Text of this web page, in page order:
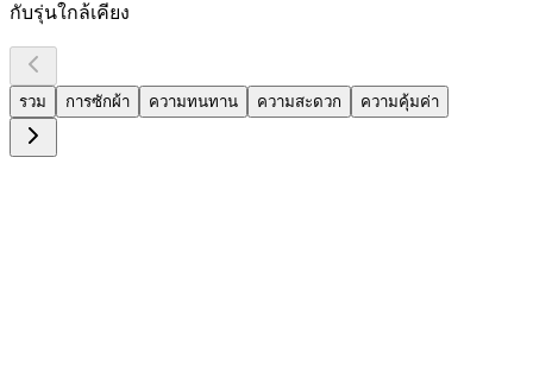
กับรุ่นใกล้เคียง
รวม การซักผ้า ความทนทาน ความสะดวก ความคุ้มค่า